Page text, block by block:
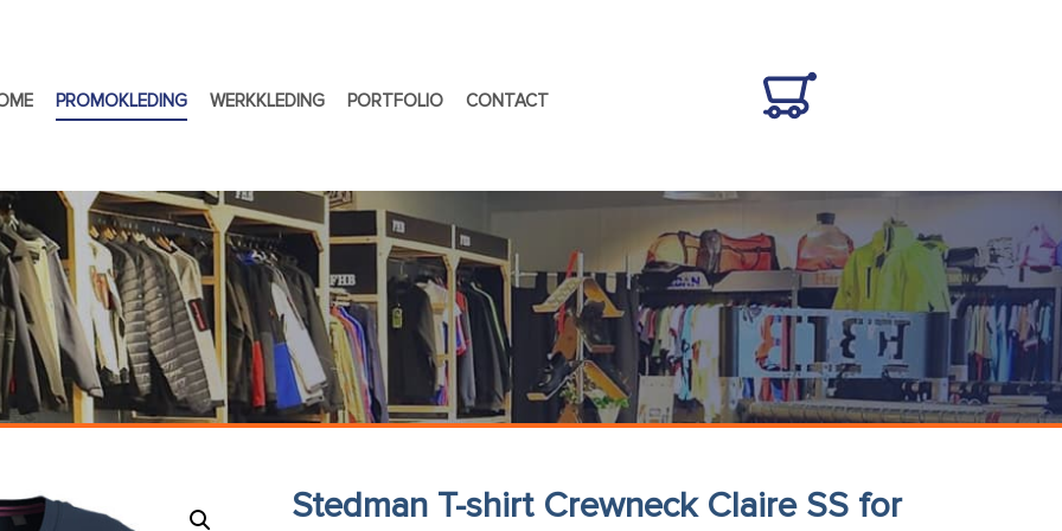
PROMOKLEDING WERKKLEDING PORTFOLIO CONTACT
Stedman T-shirt Crewneck Claire SS for